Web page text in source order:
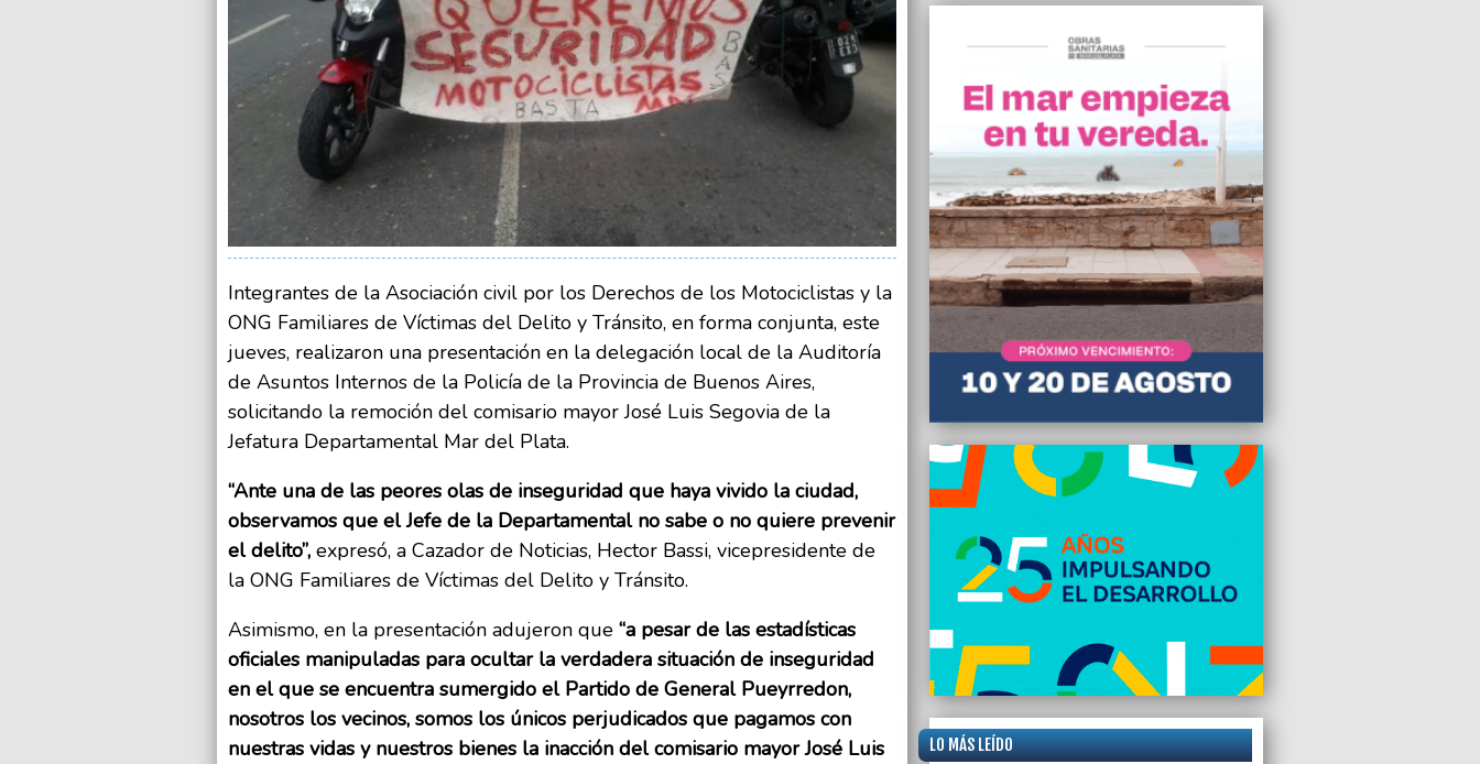
Departamental de Mar del Plata
30/06/2023 11:55
rechaza las inversiones chinas, promueve el
saqueo del país”, sostuvo Pablo Aceto
30/06/2023 10:33
La AFIP desbarató maniobras fraudulentas en
una planta de alimento balanceado de Bahía
Blanca
30/06/2023 09:59
Reabre la carrera de Martillero y Corredor
Público en la Universidad de Mar del Plata
30/06/2023 09:56
Disturbios, suspensión de servicios y
despliegue de blindados en Francia
Integrantes de la Asociación civil por los Derechos de los Motociclistas y la
ONG Familiares de Víctimas del Delito y Tránsito, en forma conjunta, este
jueves, realizaron una presentación en la delegación local de la Auditoría
de Asuntos Internos de la Policía de la Provincia de Buenos Aires,
solicitando la remoción del comisario mayor José Luis Segovia de la
Jefatura Departamental Mar del Plata.
“Ante una de las peores olas de inseguridad que haya vivido la ciudad,
observamos que el Jefe de la Departamental no sabe o no quiere prevenir
el delito”, expresó, a Cazador de Noticias, Hector Bassi, vicepresidente de
la ONG Familiares de Víctimas del Delito y Tránsito.
Asimismo, en la presentación adujeron que “a pesar de las estadísticas
oficiales manipuladas para ocultar la verdadera situación de inseguridad
en el que se encuentra sumergido el Partido de General Pueyrredon,
nosotros los vecinos, somos los únicos perjudicados que pagamos con
nuestras vidas y nuestros bienes la inacción del comisario mayor José Luis
LO MÁS LEÍDO